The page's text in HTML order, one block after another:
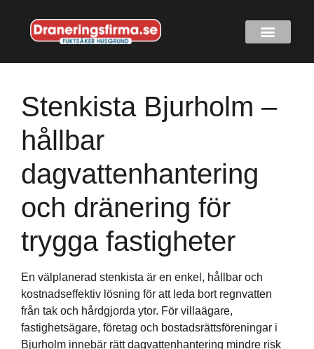
Stenkista Bjurholm –
hållbar
dagvattenhantering
och dränering för
trygga fastigheter
En välplanerad stenkista är en enkel, hållbar och
kostnadseffektiv lösning för att leda bort regnvatten
från tak och hårdgjorda ytor. För villaägare,
fastighetsägare, företag och bostadsrättsföreningar i
Bjurholm innebär rätt dagvattenhantering mindre risk